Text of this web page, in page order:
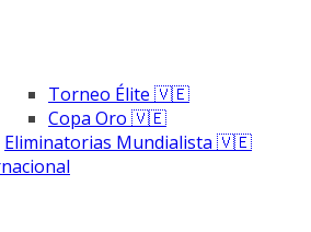
Torneo Élite 🇻🇪
Copa Oro 🇻🇪
Eliminatorias Mundialista 🇻🇪